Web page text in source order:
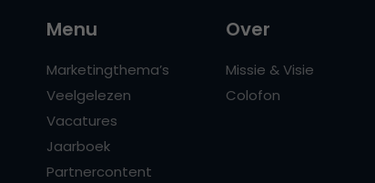
Menu
Marketingthema’s
Veelgelezen
Vacatures
Jaarboek
Partnercontent
Over
Missie & Visie
Colofon